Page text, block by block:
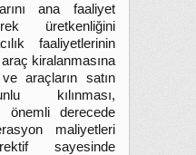
ana faaliyet
üretkenliğini
faaliyetlerinin
kiralanmasına
araçların satın
kılınması,
önemli derecede
maliyetleri
sayesinde